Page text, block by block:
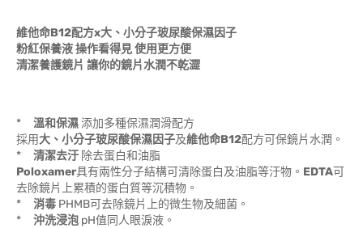
維他命B12配方x大、小分子玻尿酸保濕因子
粉紅保養液 操作看得見 使用更方便
清潔養護鏡片 讓你的鏡片水潤不乾澀
* 溫和保濕 添加多種保濕潤滑配方
採用大、小分子玻尿酸保濕因子及維他命B12配方可保鏡片水潤。
* 清潔去汙 除去蛋白和油脂
Poloxamer具有兩性分子結構可清除蛋白及油脂等汙物。 EDTA可
去除鏡片上累積的蛋白質等沉積物。
* 消毒 PHMB可去除鏡片上的微生物及細菌。
* 沖洗浸泡 pH值同人眼淚液。